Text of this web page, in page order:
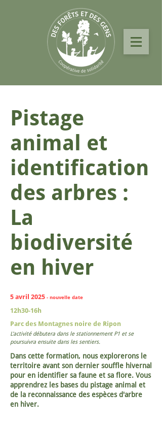
Pistage
animal et
identification
des arbres :
La
biodiversité
en hiver
5 avril 2025 - nouvelle date
12h30-16h
Parc des Montagnes noire de Ripon
L'activité débutera dans le stationnement P1 et se
poursuivra ensuite dans les sentiers.
Dans cette formation, nous explorerons le
territoire avant son dernier souffle hivernal
pour en identifier sa faune et sa flore. Vous
apprendrez les bases du pistage animal et
de la reconnaissance des espèces d'arbre
en hiver.